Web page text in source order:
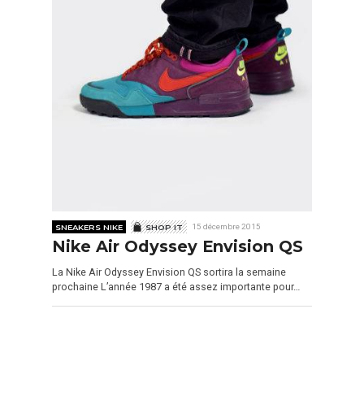
SNEAKERS NIKE SHOP IT 15 décembre 2015
Nike Air Odyssey Envision QS
La Nike Air Odyssey Envision QS sortira la semaine
prochaine L’année 1987 a été assez importante pour…